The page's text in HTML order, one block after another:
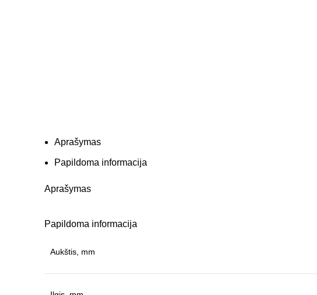
Aprašymas
Papildoma informacija
Aprašymas
Papildoma informacija
Aukštis, mm